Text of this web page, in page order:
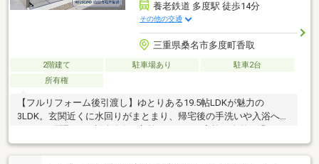
養老鉄道 多度駅 徒歩14分
その他の交通
三重県桑名市多度町香取
2階建て 駐車場あり
駐車2台
所有権
【フルリフォーム後引渡し】ゆとりある19.5帖LDKが魅力の
3LDK。玄関近くに水回りがまとまり、帰宅後の手洗いや入浴へ移
やすいです♪